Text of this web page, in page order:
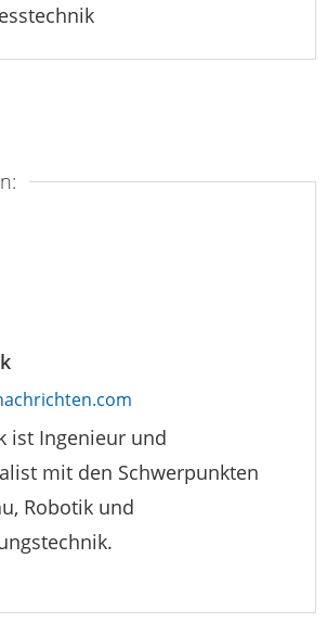
ist Ingenieur und
mit den Schwerpunkten
Robotik und